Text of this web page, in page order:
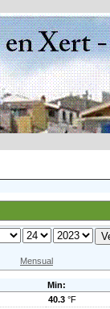
Mensual
Min:
40.3 °F